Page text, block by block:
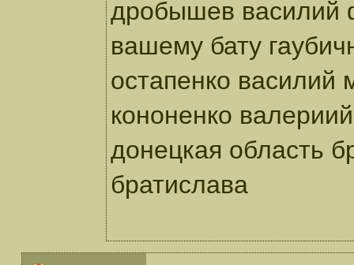
дробышев василий
вашему бату
остапенко василий
кононенко
донецкая область
братислава